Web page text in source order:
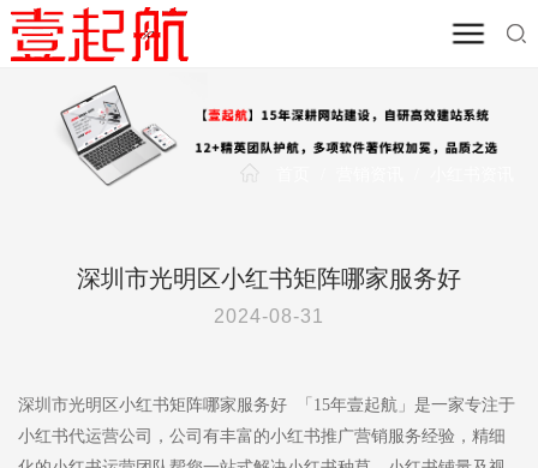
深圳市光明区小红书矩阵哪家服务好
2024-08-31
深圳市光明区小红书矩阵哪家服务好 「15年壹起航」是一家专注于
小红书代运营公司，公司有丰富的小红书推广营销服务经验，精细